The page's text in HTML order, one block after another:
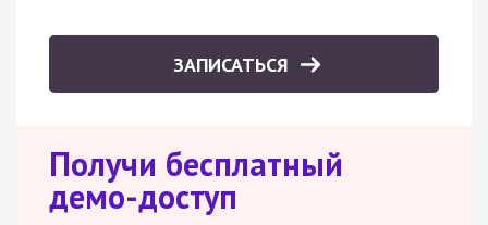
ЗАПИСАТЬСЯ
Получи бесплатный
демо-доступ